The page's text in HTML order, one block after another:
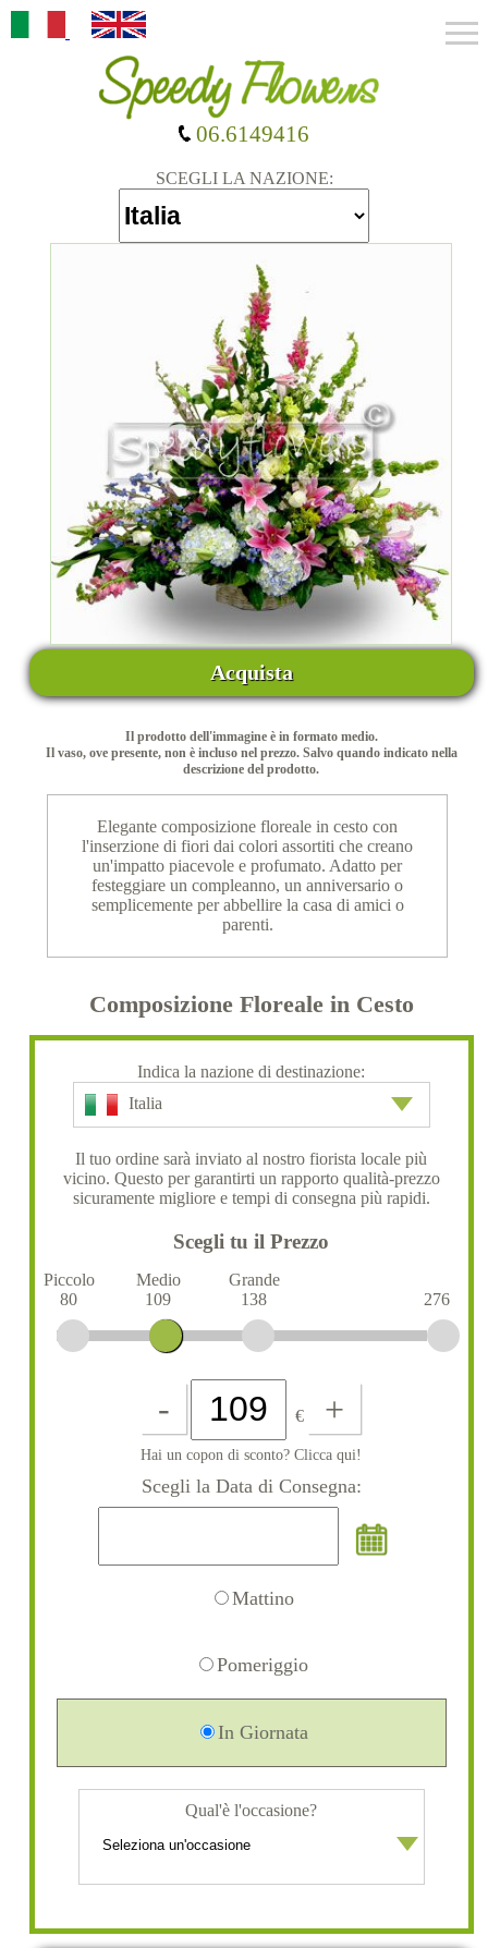
SCEGLI LA NAZIONE:
06.6149416
Acquista
Il prodotto dell'immagine è in formato medio.
Il vaso, ove presente, non è incluso nel prezzo. Salvo quando indicato nella
descrizione del prodotto.
Elegante composizione floreale in cesto con
l'inserzione di fiori dai colori assortiti che creano
un'impatto piacevole e profumato. Adatto per
festeggiare un compleanno, un anniversario o
semplicemente per abbellire la casa di amici o
parenti.
Composizione Floreale in Cesto
Indica la nazione di destinazione:
Italia
Il tuo ordine sarà inviato al nostro fiorista locale più
vicino. Questo per garantirti un rapporto qualità-prezzo
sicuramente migliore e tempi di consegna più rapidi.
Scegli tu il Prezzo
Piccolo
80
Medio
109
Grande
138
276
- € +
Hai un copon di sconto? Clicca qui!
Scegli la Data di Consegna:
Mattino
Pomeriggio
In Giornata
Qual'è l'occasione?